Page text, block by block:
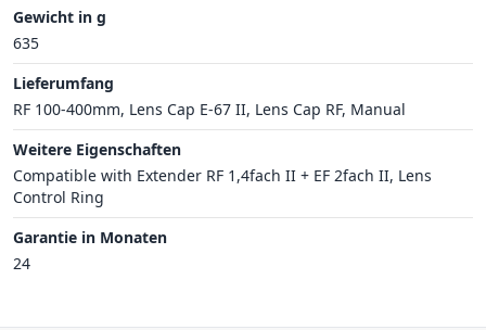
Gewicht in g
635
Lieferumfang
RF 100-400mm, Lens Cap E-67 II, Lens Cap RF, Manual
Weitere Eigenschaften
Compatible with Extender RF 1,4fach II + EF 2fach II, Lens
Control Ring
Garantie in Monaten
24